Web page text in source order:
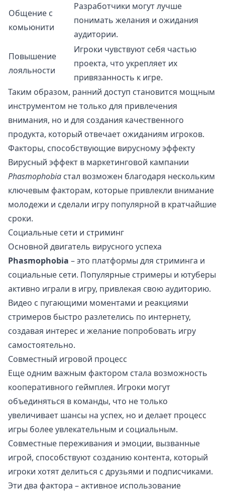
Общение с
комьюнити
Разработчики могут лучше
понимать желания и ожидания
аудитории.
Повышение
лояльности
Игроки чувствуют себя частью
проекта, что укрепляет их
привязанность к игре.
Таким образом, ранний доступ становится мощным
инструментом не только для привлечения
внимания, но и для создания качественного
продукта, который отвечает ожиданиям игроков.
Факторы, способствующие вирусному эффекту
Вирусный эффект в маркетинговой кампании
Phasmophobia стал возможен благодаря нескольким
ключевым факторам, которые привлекли внимание
молодежи и сделали игру популярной в кратчайшие
сроки.
Социальные сети и стриминг
Основной двигатель вирусного успеха
Phasmophobia – это платформы для стриминга и
социальные сети. Популярные стримеры и ютуберы
активно играли в игру, привлекая свою аудиторию.
Видео с пугающими моментами и реакциями
стримеров быстро разлетелись по интернету,
создавая интерес и желание попробовать игру
самостоятельно.
Совместный игровой процесс
Еще одним важным фактором стала возможность
кооперативного геймплея. Игроки могут
объединяться в команды, что не только
увеличивает шансы на успех, но и делает процесс
игры более увлекательным и социальным.
Совместные переживания и эмоции, вызванные
игрой, способствуют созданию контента, который
игроки хотят делиться с друзьями и подписчиками.
Эти два фактора – активное использование